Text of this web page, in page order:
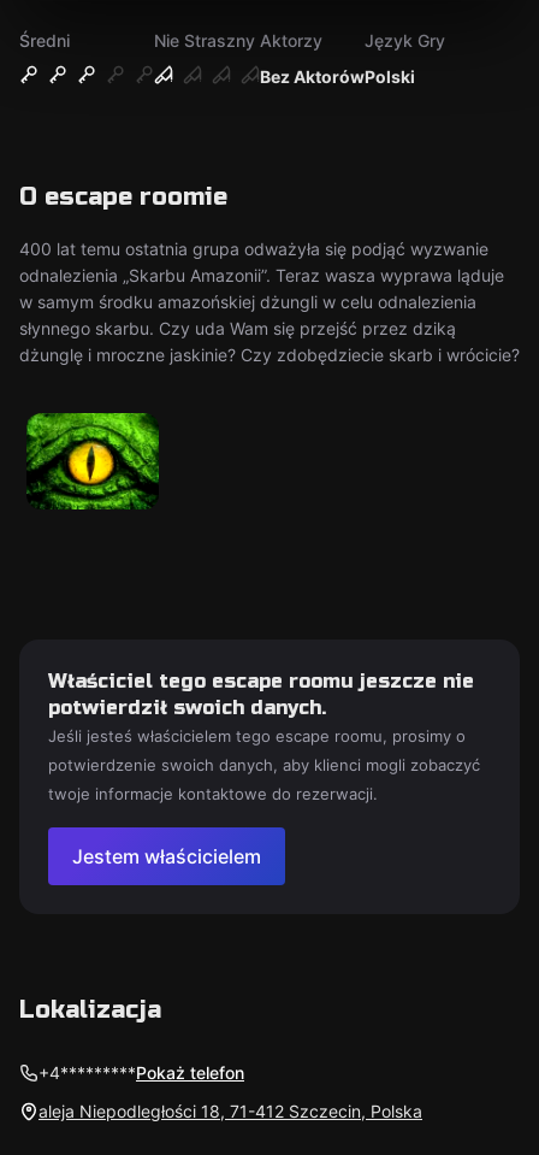
Średni
Nie Straszny
Bez Aktorów
Aktorzy
Polski
Język Gry
O escape roomie
400 lat temu ostatnia grupa odważyła się podjąć wyzwanie
odnalezienia „Skarbu Amazonii”. Teraz wasza wyprawa ląduje
w samym środku amazońskiej dżungli w celu odnalezienia
słynnego skarbu. Czy uda Wam się przejść przez dziką
dżunglę i mroczne jaskinie? Czy zdobędziecie skarb i wrócicie?
Właściciel tego escape roomu jeszcze nie
potwierdził swoich danych.
Jeśli jesteś właścicielem tego escape roomu, prosimy o
potwierdzenie swoich danych, aby klienci mogli zobaczyć
twoje informacje kontaktowe do rezerwacji.
Jestem właścicielem
Lokalizacja
+4*********Pokaż telefon
aleja Niepodległości 18, 71-412 Szczecin, Polska